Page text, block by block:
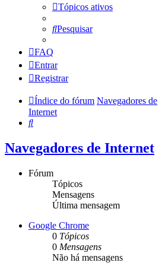
Tópicos ativos
Pesquisar
FAQ
Entrar
Registrar
Índice do fórum Navegadores de
Internet
Pesquisar
Navegadores de Internet
Fórum
Tópicos
Mensagens
Última mensagem
Google Chrome
0 Tópicos
0 Mensagens
Não há mensagens